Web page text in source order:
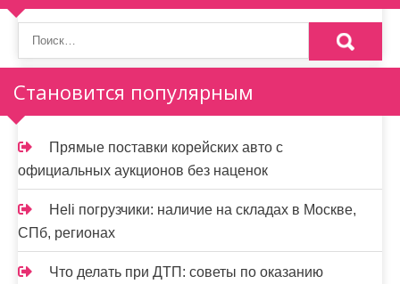
Становится популярным
Прямые поставки корейских авто с
официальных аукционов без наценок
Heli погрузчики: наличие на складах в Москве,
СПб, регионах
Что делать при ДТП: советы по оказанию